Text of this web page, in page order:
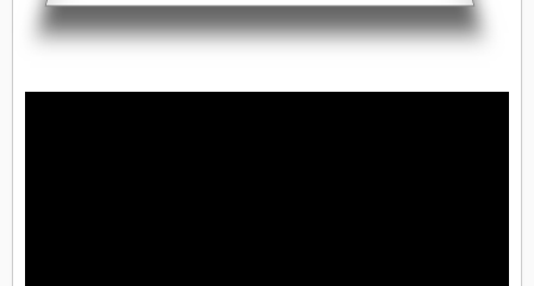
それに見合う結果をと思いながら、G1では中々結果が出ていませんが、こうして